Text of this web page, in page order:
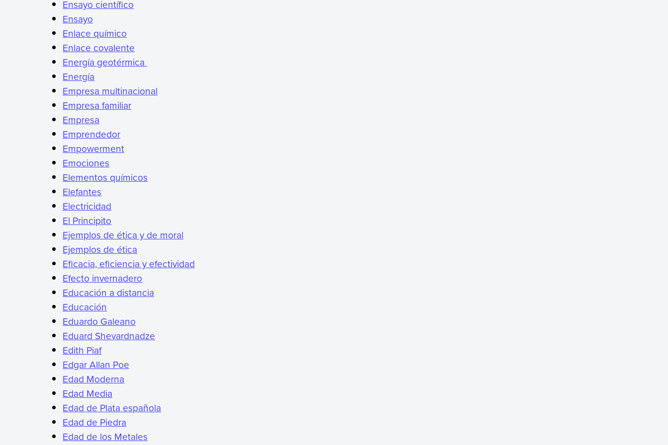
Ensayo científico
Ensayo
Enlace químico
Enlace covalente
Energía geotérmica
Energía
Empresa multinacional
Empresa familiar
Empresa
Emprendedor
Empowerment
Emociones
Elementos químicos
Elefantes
Electricidad
El Principito
Ejemplos de ética y de moral
Ejemplos de ética
Eficacia, eficiencia y efectividad
Efecto invernadero
Educación a distancia
Educación
Eduardo Galeano
Eduard Shevardnadze
Edith Piaf
Edgar Allan Poe
Edad Moderna
Edad Media
Edad de Plata española
Edad de Piedra
Edad de los Metales